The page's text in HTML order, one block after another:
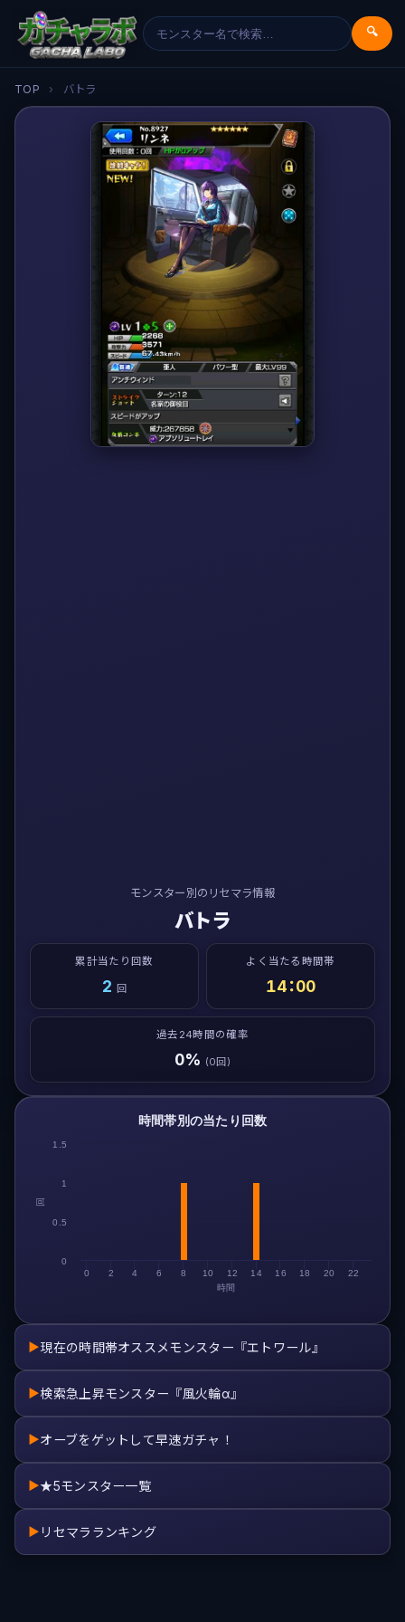
🔍
TOP › バトラ
モンスター別のリセマラ情報
バトラ
累計当たり回数
2 回
よく当たる時間帯
14：00
過去24時間の確率
0% (0回)
時間
回
時間帯別の当たり回数
0 2 4 6 8 10 12 14 16 18 20 22
0
0.5
1
1.5
▶現在の時間帯オススメモンスター『エトワール』
▶検索急上昇モンスター『風火輪α』
▶オーブをゲットして早速ガチャ！
▶★5モンスター一覧
▶ リセマラランキング